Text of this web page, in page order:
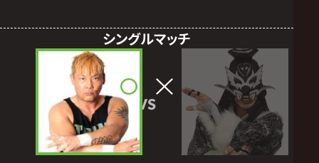
シングルマッチ
VS